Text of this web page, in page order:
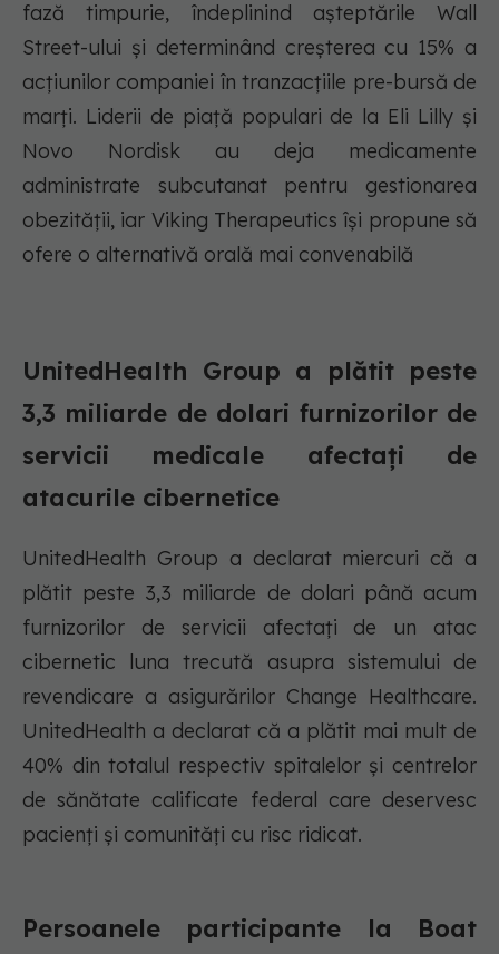
fază timpurie, îndeplinind așteptările Wall
Street-ului și determinând creșterea cu 15% a
acțiunilor companiei în tranzacțiile pre-bursă de
marți. Liderii de piață populari de la Eli Lilly și
Novo Nordisk au deja medicamente
administrate subcutanat pentru gestionarea
obezității, iar Viking Therapeutics își propune să
ofere o alternativă orală mai convenabilă
UnitedHealth Group a plătit peste
3,3 miliarde de dolari furnizorilor de
servicii medicale afectați de
atacurile cibernetice
UnitedHealth Group a declarat miercuri că a
plătit peste 3,3 miliarde de dolari până acum
furnizorilor de servicii afectați de un atac
cibernetic luna trecută asupra sistemului de
revendicare a asigurărilor Change Healthcare.
UnitedHealth a declarat că a plătit mai mult de
40% din totalul respectiv spitalelor și centrelor
de sănătate calificate federal care deservesc
pacienți și comunități cu risc ridicat.
Persoanele participante la Boat